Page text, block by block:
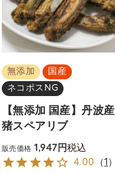
無添加
国産
ネコポスNG
【無添加 国産】丹波産
猪スペアリブ
販売価格 1,947 税込
4.00 （1 ）